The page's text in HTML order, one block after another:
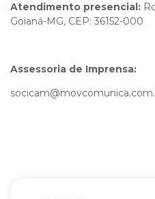
Atendimento presencial:
Goianá-MG, CEP: 36152-000
Assessoria de Imprensa: